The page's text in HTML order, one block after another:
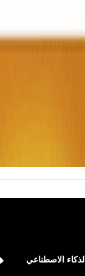
الذكاء الاصطناعي